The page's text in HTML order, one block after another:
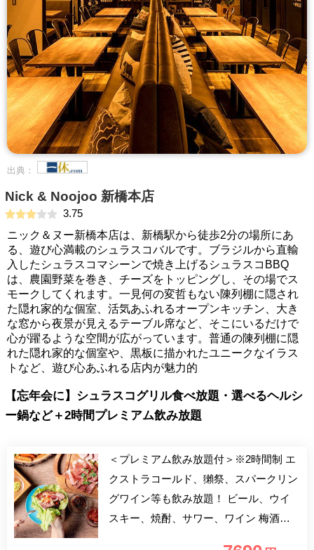
出典：
Nick & Noojoo 新橋本店
3.75
ニック＆ヌー新橋本店は、新橋駅から徒歩2分の場所にあ
る、遊び心満載のシュラスコバルです。ブラジルから直輸
入したシュラスコマシーンで焼き上げるシュラスコBBQ
は、農園野菜を巻き、チーズをトッピングし、その場でス
モークしてくれます。一見何の変哲もない陳列棚に隠され
た隠れ家的な個室、活気あふれるオープンキッチン、大き
な窓から夜景が見えるテーブル席など、そこにいるだけで
心が躍るような空間が広がっています。普通の陳列棚に隠
れた隠れ家的な個室や、黒板に描かれたユニークなイラス
トなど、遊び心あふれる店内が魅力的
【忘年会に】シュラスコグリル食べ放題・選べるヘルシ
ー鍋など＋2時間プレミアム飲み放題
＜プレミアム飲み放題付＞※2時間制 エ
クストラコールド、獺祭、スパークリン
グワイン等も飲み放題！ ビール、ウイ
スキー、焼酎、サワー、ワイン 梅酒、